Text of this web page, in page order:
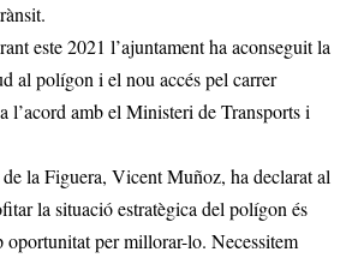
este 2021 l’ajuntament ha aconseguit la
al polígon i el nou accés pel carrer
l’acord amb el Ministeri de Transports i
la Figuera, Vicent Muñoz, ha declarat al
la situació estratègica del polígon és
oportunitat per millorar-lo. Necessitem